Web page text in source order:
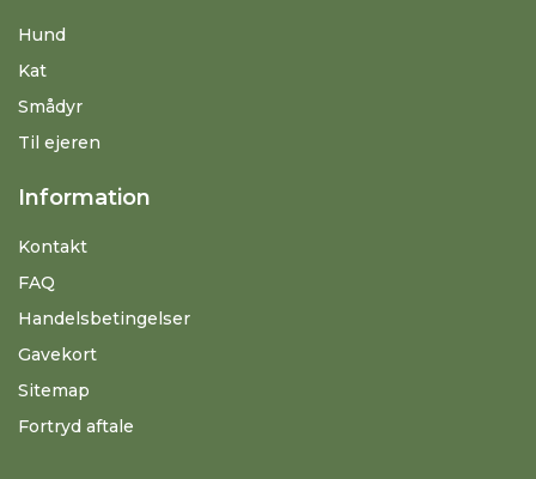
Hund
Kat
Smådyr
Til ejeren
Information
Kontakt
FAQ
Handelsbetingelser
Gavekort
Sitemap
Fortryd aftale